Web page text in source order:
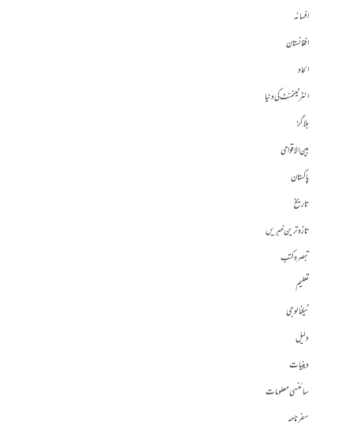
افسانہ
افغانستان
الحاد
انٹرٹینمنٹ کی دنیا
بلاگز
بین الاقوامی
پاکستان
تاریخ
تازہ ترین خبریں
تبصرہ کتب
تعلیم
ٹیکنالوجی
دلیل
دینیات
سائنسی معلومات
سفرنامہ